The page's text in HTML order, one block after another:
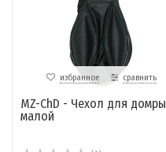
избранное сравнить
MZ-ChD - Чехол для домры
малой